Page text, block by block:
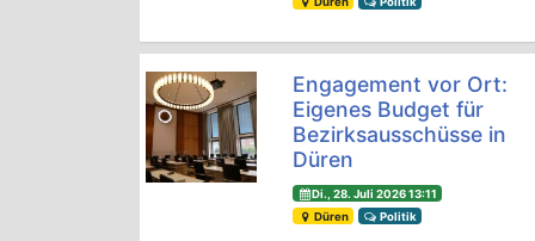
Engagement vor Ort:
Eigenes Budget für
Bezirksausschüsse in
Düren
Di., 28. Juli 2026 13:11
Düren
Politik